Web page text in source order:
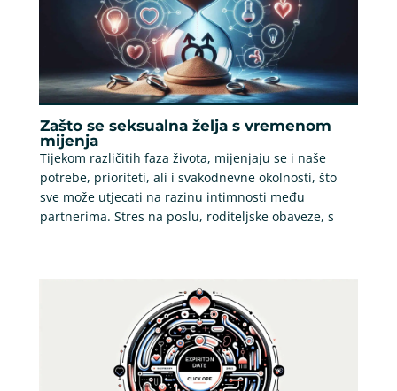
Zašto se seksualna želja s vremenom
mijenja
Tijekom različitih faza života, mijenjaju se i naše
potrebe, prioriteti, ali i svakodnevne okolnosti, što
sve može utjecati na razinu intimnosti među
partnerima. Stres na poslu, roditeljske obaveze, s